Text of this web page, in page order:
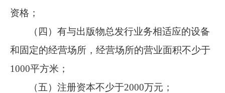
资格；
（四）有与出版物总发行业务相适应的设备
和固定的经营场所，经营场所的营业面积不少于
1000平方米；
（五）注册资本不少于2000万元；